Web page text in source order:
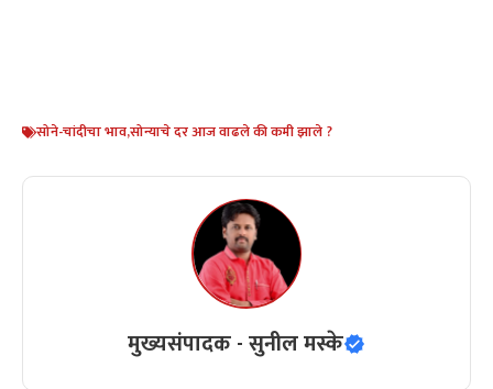
सोने-चांदीचा भाव,सोन्याचे दर आज वाढले की कमी झाले ?
मुख्यसंपादक - सुनील मस्के